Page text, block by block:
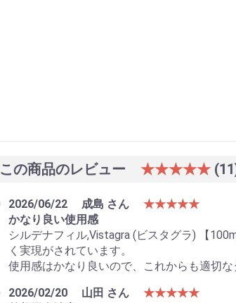
この商品のレビュー ★★★★★
2026/06/22 成島 さん
★★★★★
かなり良い使用感
シルデナフィル,Vistagra (ビスタグラ) 【
く実現がされています。
使用感はかなり良いので、これからも適切
2026/02/20
山田 さん
★★★★★